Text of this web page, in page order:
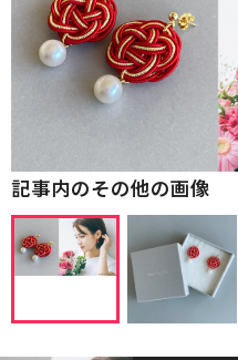
記事内のその他の画像